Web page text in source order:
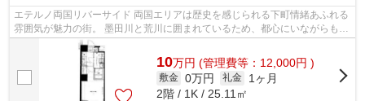
エテルノ両国リバーサイド 両国エリアは歴史を感じられる下町情緒あふれる
雰囲気が魅力の街。 墨田川と荒川に囲まれているため、都心にいながらも自
10万円 (管理費等：12,000円 )
敷金 0万円 礼金
1ヶ月
2階 / 1K / 25.11㎡